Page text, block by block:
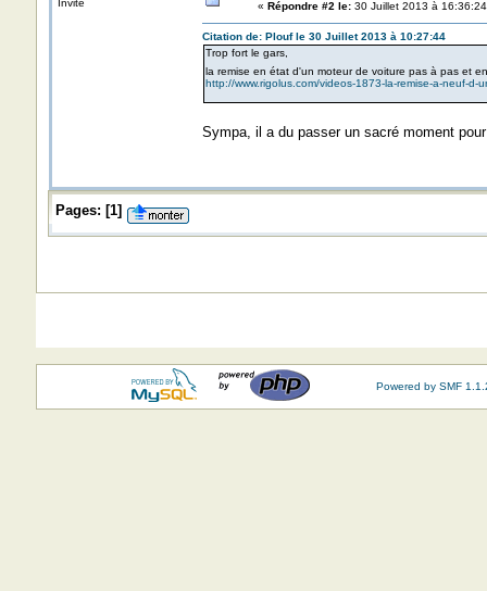
Invité « Répondre #2 le:30 Juillet 2013 à
Citation de: Plouf le 30 Juillet 2013 à 10:27:44
Trop fort le gars,
la remise en état d'un moteur de voiture pas à pas et
http://www.rigolus.com/videos-1873-la-remise-a-neuf-d-
Sympa, il a du passer un sacré moment
Pages: [1]
Powered by SMF